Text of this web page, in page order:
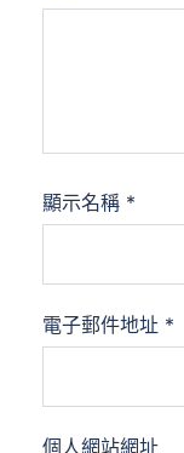
顯示名稱 *
電子郵件地址 *
個人網站網址